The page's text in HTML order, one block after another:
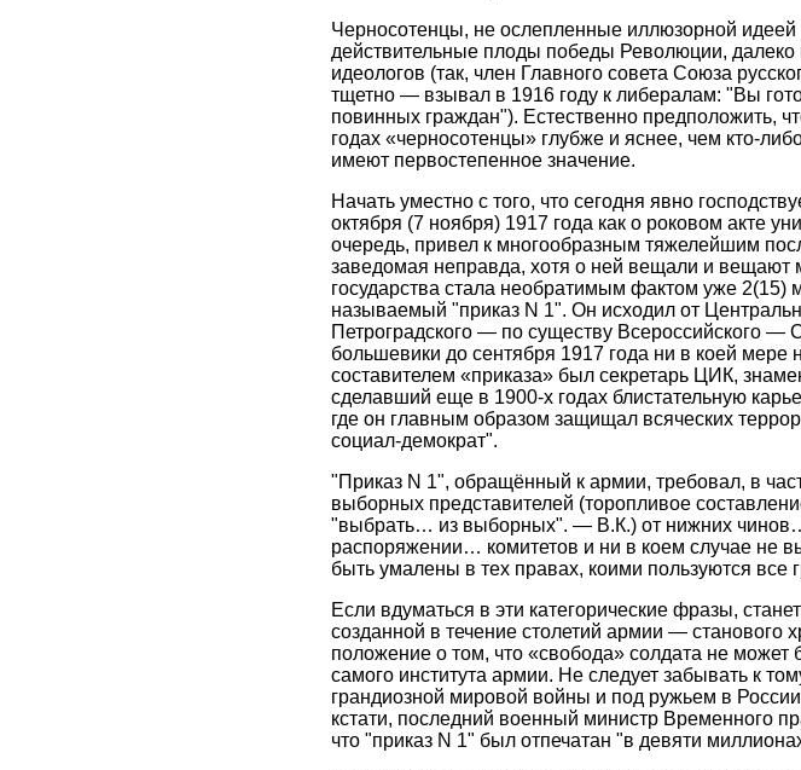
Черносотенцы, не ослепленные иллюзорной идеей
действительные плоды победы Революции,
идеологов (так, член Главного совета Союза
тщетно — взывал в 1916 году к либералам: "Вы
повинных граждан"). Естественно предположить,
годах «черносотенцы» глубже и яснее, чем кто-
имеют первостепенное значение.
Начать уместно с того, что сегодня явно
октября (7 ноября) 1917 года как о роковом акте
очередь, привел к многообразным тяжелейшим
заведомая неправда, хотя о ней вещали и вещают
государства стала необратимым фактом уже 2(15)
называемый "приказ N 1". Он исходил от
Петроградского — по существу Всероссийского —
большевики до сентября 1917 года ни в коей
составителем «приказа» был секретарь ЦИК,
сделавший еще в 1900-х годах блистательную
где он главным образом защищал всяческих
социал-демократ".
"Приказ N 1", обращённый к армии, требовал, в
выборных представителей (торопливое
"выбрать… из выборных". — В.К.) от нижних
распоряжении… комитетов и ни в коем случае не
быть умалены в тех правах, коими пользуются все
Если вдуматься в эти категорические фразы,
созданной в течение столетий армии — станового
положение о том, что «свобода» солдата не
самого института армии. Не следует забывать к
грандиозной мировой войны и под ружьем в
кстати, последний военный министр Временного
что "приказ N 1" был отпечатан "в девяти